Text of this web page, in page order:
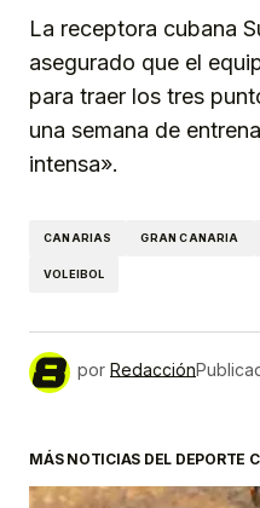
La receptora cubana
asegurado que el
para traer los tres
una semana de
intensa».
CANARIAS GRAN CANARIA
VOLEIBOL
por Redacción
MÁS NOTICIAS DEL DEPORTE